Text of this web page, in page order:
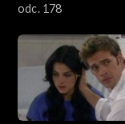
odc. 178